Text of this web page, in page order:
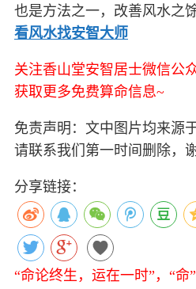
也是方法之一，改善风水之
看风水找安智大师
关注香山堂安智居士微信公众
获取更多免费算命信息~
免责声明：文中图片均来源
请联系我们第一时间删除，谢
分享链接：
“命论终生，运在一时”，“命